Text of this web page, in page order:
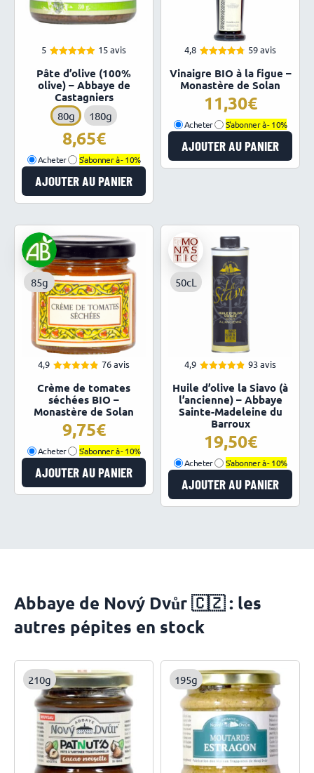
5
sur 5
15 avis
Pâte d’olive (100%
olive) – Abbaye de
Castagniers
80g 180g
8,65
Acheter S'abonner à -10%
AJOUTER AU PANIER
4,8
sur 5
59 avis
Vinaigre BIO à la figue –
Monastère de Solan
11,30
Acheter S'abonner à -10%
AJOUTER AU PANIER
85g
4,9
sur 5
76 avis
Crème de tomates
séchées BIO –
Monastère de Solan
9,75
Acheter S'abonner à -10%
AJOUTER AU PANIER
50cL
4,9
sur 5
93 avis
Huile d’olive la Siavo (à
l’ancienne) – Abbaye
Sainte-Madeleine du
Barroux
19,50
Acheter S'abonner à -10%
AJOUTER AU PANIER
Abbaye de Nový Dvůr 🇨🇿 : les
autres pépites en stock
210g 195g